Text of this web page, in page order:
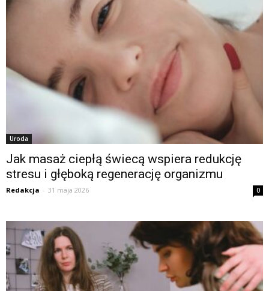
Uroda
Jak masaż ciepłą świecą wspiera redukcję
stresu i głęboką regenerację organizmu
Redakcja - 31 maja 2026 0